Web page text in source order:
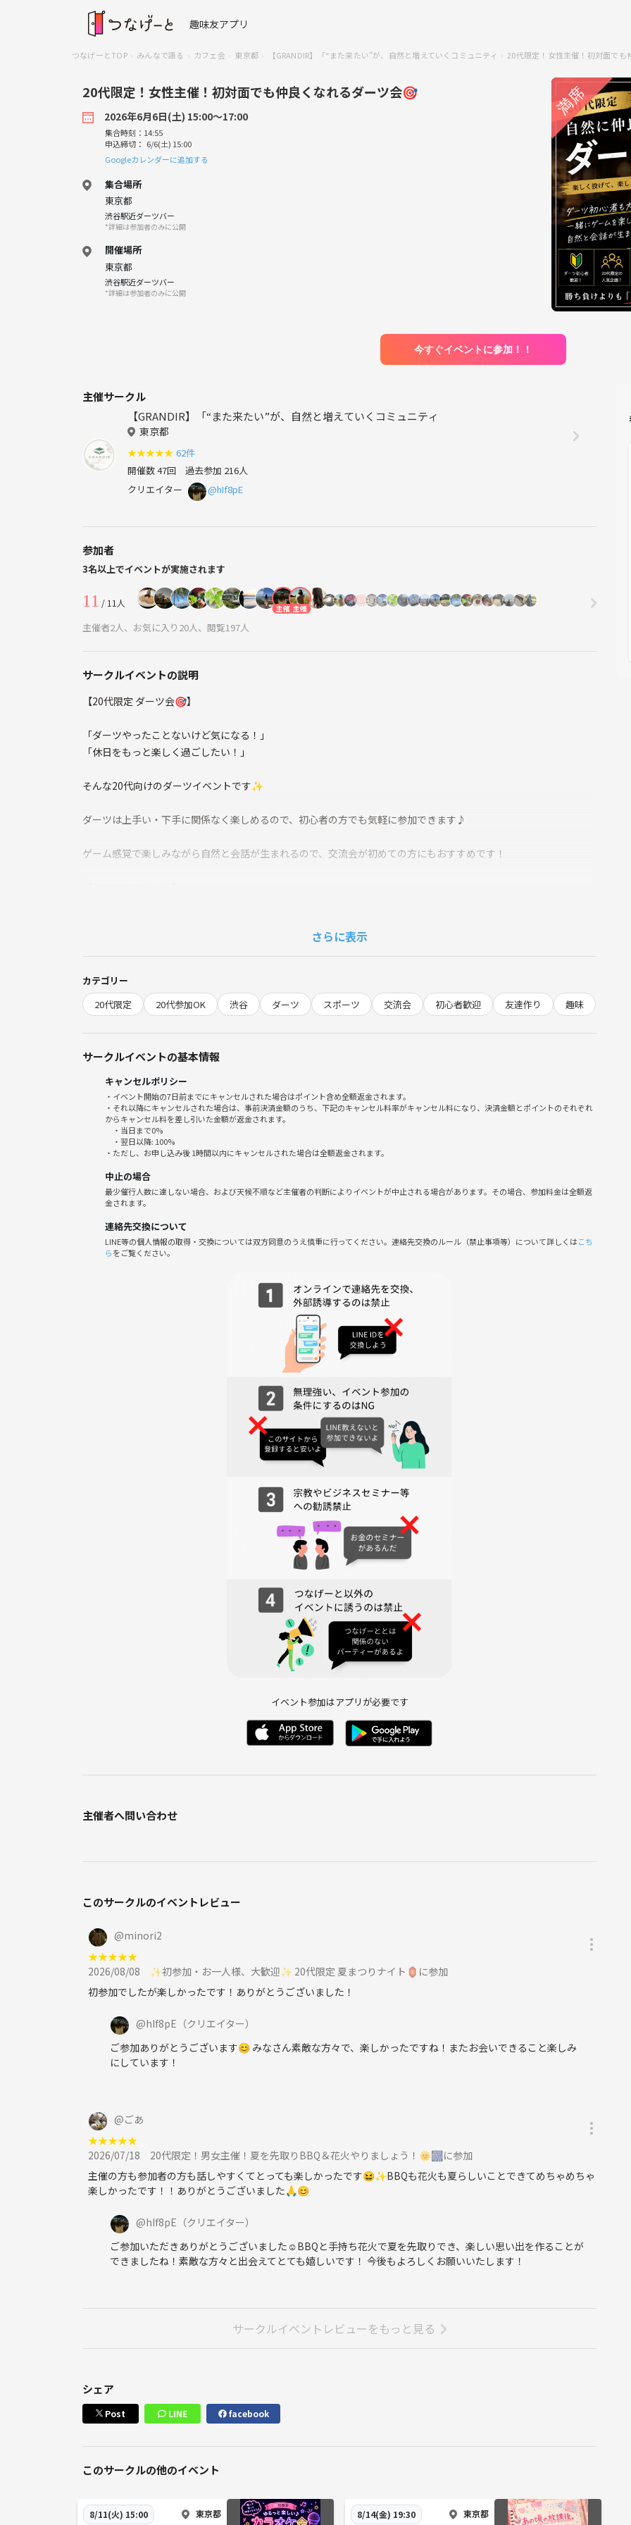
趣味友アプリ
つなげーとTOP みんなで語る カフェ会 東京都 【GRANDIR】「“また来たい”が、自然と増えていくコミュニティ 20代限定！女性主催！初対面で
20代限定！女性主催！初対面でも仲良くなれるダーツ会🎯
2026年6月6日(土) 15:00〜17:00
集合時刻：14:55
申込締切： 6/6(土) 15:00
Googleカレンダーに追加する
集合場所
東京都
渋谷駅近ダーツバー
*詳細は参加者のみに公開
開催場所
東京都
渋谷駅近ダーツバー
*詳細は参加者のみに公開
今すぐイベントに参加！！
主催サークル
【GRANDIR】「“また来たい”が、自然と増えていくコミュニティ
東京都
★★★★★ 62件
開催数 47回 過去参加 216人
クリエイター
@hIf8pE
参加者
3名以上でイベントが実施されます
11 / 11人 主催 主催
主催者2人、お気に入り20人、閲覧197人
サークルイベントの説明
【20代限定 ダーツ会🎯】
「ダーツやったことないけど気になる！」
「休日をもっと楽しく過ごしたい！」
そんな20代向けのダーツイベントです✨
ダーツは上手い・下手に関係なく楽しめるので、初心者の方でも気軽に参加できます♪
ゲーム感覚で楽しみながら自然と会話が生まれるので、交流会が初めての方にもおすすめです！
🎯 複数の参加者と話せるので会話のきっかけが作りやすい
🎯 仕事や学校以外のつながりを広げられる
🎯 気軽に参加できるので新しいコミュニティのきっかけになる
◇ダーツ初心者歓迎！
◆20代限定の人気企画！
◇少人数開催で話しやすい！
勝ち負けよりも「みんなで楽しむ」がテーマです😊
楽しく投げて、楽しく話して、休日を一緒に楽しみましょう🎯✨
【日時】
2026年6月6日（土）15:00〜17:00
参加者の皆さまが安心して楽しめる場づくりのため、以下の行為は禁止しております。
恋愛目的での参加・その他、参加者が不快に感じる行為
発覚した場合はご退場いただく場合がございます。
皆さまが安心して参加できる場づくりにご協力をお願いいたします☺️
そんな場を作りたくてGRANDIRを運営しています☺️
初参加や一人参加の方も大歓迎です♪
ぜひ気軽に遊びに来てください！
さらに表示
カテゴリー
20代限定
20代参加OK 渋谷 ダーツ スポーツ 交流会 初心者歓迎 友達作り 趣味
サークルイベントの基本情報
キャンセルポリシー
・イベント開始の7日前までにキャンセルされた場合はポイント含め全額返金されます。
・それ以降にキャンセルされた場合は、事前決済金額のうち、下記のキャンセル料率がキャンセル料になり、決済金額とポイントのそれぞれ
からキャンセル料を差し引いた金額が返金されます。
・当日まで0%
・翌日以降: 100%
・ただし、お申し込み後 1時間以内にキャンセルされた場合は全額返金されます。
中止の場合
最少催行人数に達しない場合、および天候不順など主催者の判断によりイベントが中止される場合があります。その場合、参加料金は全額返
金されます。
連絡先交換について
LINE等の個人情報の取得・交換については双方同意のうえ慎重に行ってください。連絡先交換のルール（禁止事項等）について詳しくはこち
らをご覧ください。
イベント参加はアプリが必要です
主催者へ問い合わせ
このサークルのイベントレビュー
@minori2
★★★★★
2026/08/08
✨初参加・お一人様、大歓迎✨ 20代限定 夏まつりナイト🏮に参加
初参加でしたが楽しかったです！ありがとうございました！
@hIf8pE （クリエイター）
ご参加ありがとうございます😊 みなさん素敵な方々で、楽しかったですね！またお会いできること楽しみ
にしています！
@ごあ
★★★★★
2026/07/18
20代限定！男女主催！夏を先取りBBQ＆花火やりましょう！🌞🎆に参加
主催の方も参加者の方も話しやすくてとっても楽しかったです😆✨️BBQも花火も夏らしいことできてめちゃめちゃ
楽しかったです！！ありがとうございました🙏😊
@hIf8pE （クリエイター）
ご参加いただきありがとうございました☺️BBQと手持ち花火で夏を先取りでき、楽しい思い出を作ることが
できましたね！素敵な方々と出会えてとても嬉しいです！ 今後もよろしくお願いいたします！
サークルイベントレビューをもっと見る
シェア
Post LINE facebook
このサークルの他のイベント
8/11(火) 15:00 東京都 8/14(金) 19:30 東京都